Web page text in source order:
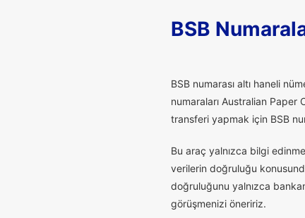
BSB
BSB numarası altı haneli
numaraları Australian Paper
transferi yapmak için BSB
Bu araç yalnızca bilgi
verilerin doğruluğu
doğruluğunu yalnızca
görüşmenizi öneririz.